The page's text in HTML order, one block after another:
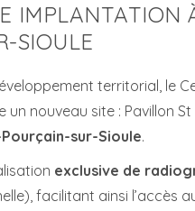
IMPLANTATION
SIOULE
territorial, le
un nouveau site : Pavillon
sur-Sioule.
exclusive de
facilitant ainsi l’accès